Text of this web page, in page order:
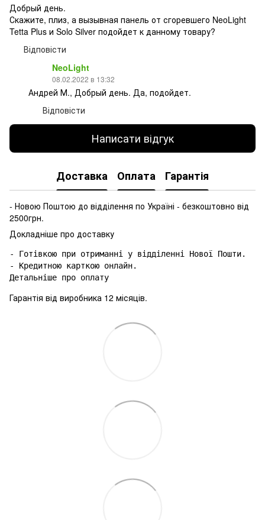
Добрый день.
Скажите, плиз, а вызывная панель от сгоревшего NeoLight
Tetta Plus и Solo Silver подойдет к данному товару?
Відповісти
NeoLight
08.02.2022 в 13:32
Андрей М., Добрый день. Да, подойдет.
Відповісти
Написати відгук
Доставка Оплата Гарантія
- Новою Поштою до відділення по Україні - безкоштовно від
2500грн.
Докладніше про доставку
- Готівкою при отриманні у відділенні Нової Пошти.
- Кредитною карткою онлайн.
Гарантія від виробника 12 місяців.